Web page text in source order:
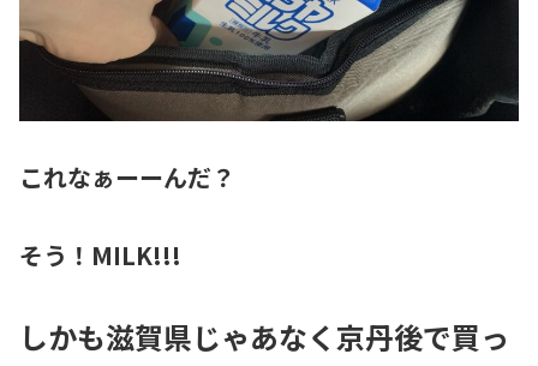
これなぁーーんだ？
そう！MILK!!!
しかも滋賀県じゃあなく京丹後で買っ